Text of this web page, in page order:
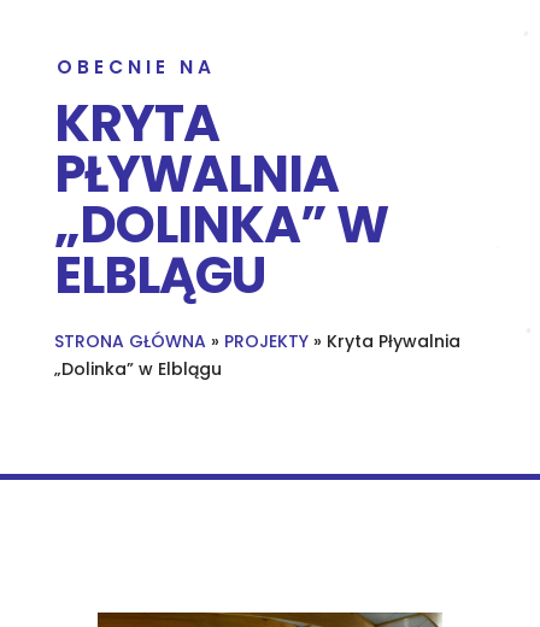
OBECNIE NA
KRYTA
PŁYWALNIA
„DOLINKA” W
ELBLĄGU
STRONA GŁÓWNA» PROJEKTY» Kryta Pływalnia
„Dolinka” w Elblągu